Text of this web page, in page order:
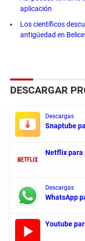
aplicación
Los científicos
antigüedad en Belice
DESCARGAR
Descargas
Snaptube
Netflix para
Descargas
WhatsApp
Youtube